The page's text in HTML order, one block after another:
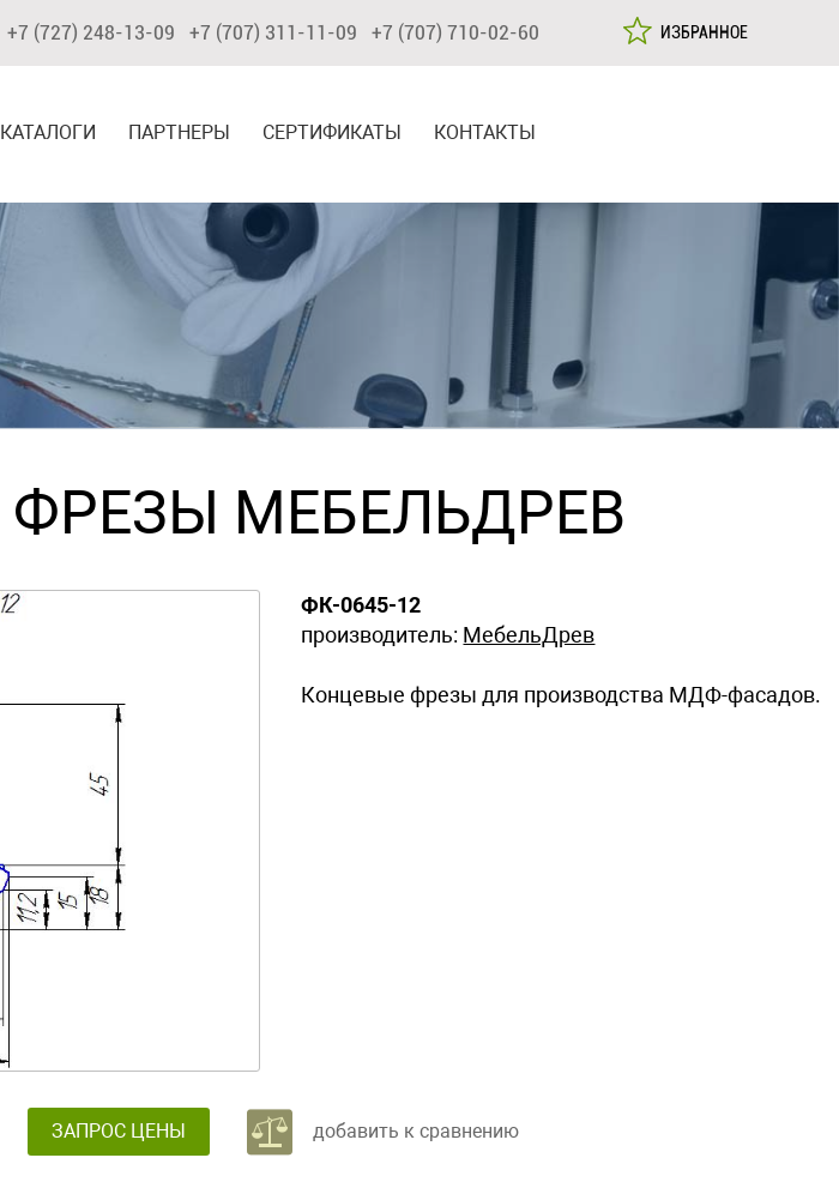
+7 (727) 248-13-09 +7 (707) 311-11-09 +7 (707) 710-02-60 ИЗБРАННОЕ
КАТАЛОГИ ПАРТНЕРЫ СЕРТИФИКАТЫ КОНТАКТЫ
ФРЕЗЫ МЕБЕЛЬДРЕВ
ФК-0645-12
производитель: МебельДрев
Концевые фрезы для производства МДФ-фасадов.
добавить к сравнению
ЗАПРОС ЦЕНЫ